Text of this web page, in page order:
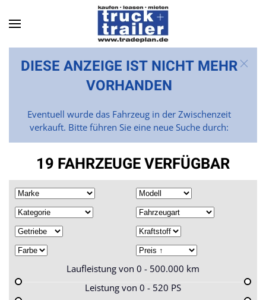
Skip to main content
DIESE ANZEIGE IST NICHT MEHR
VORHANDEN
Eventuell wurde das Fahrzeug in der Zwischenzeit
verkauft. Bitte führen Sie eine neue Suche durch:
19 FAHRZEUGE VERFÜGBAR
Laufleistung von 0 - 500.000 km
Leistung von 0 - 520 PS